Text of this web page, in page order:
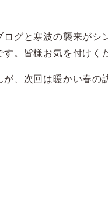
グと寒波の襲来が
。皆様お気を付けく
、次回は暖かい春